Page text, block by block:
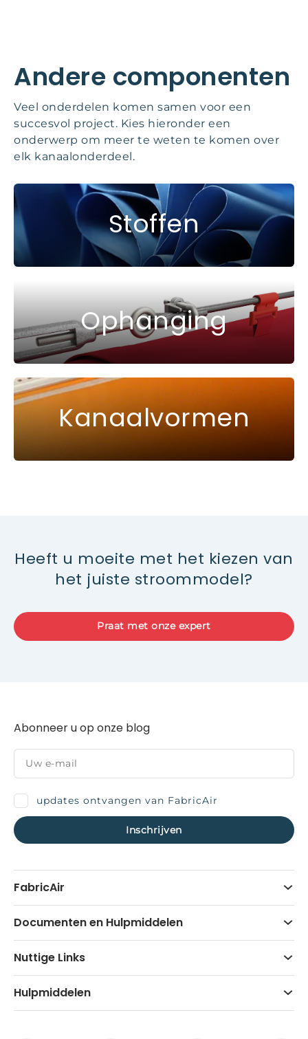
Andere componenten
Veel onderdelen komen samen voor een
succesvol project. Kies hieronder een
onderwerp om meer te weten te komen over
elk kanaalonderdeel.
Stoffen
Ophanging
Kanaalvormen
Heeft u moeite met het kiezen van
het juiste stroommodel?
Praat met onze expert
FabricAir
Documenten en Hulpmiddelen
Nuttige Links
Hulpmiddelen
Abonneer u op onze blog
updates ontvangen van FabricAir